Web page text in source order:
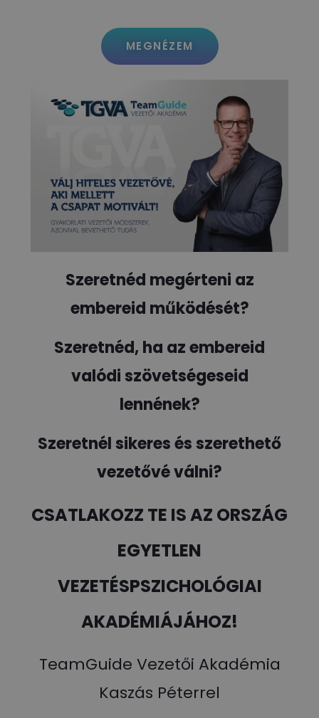
MEGNÉZEM
Szeretnéd megérteni az
embereid működését?
Szeretnéd, ha az embereid
valódi szövetségeseid
lennének?
Szeretnél sikeres és szerethető
vezetővé válni?
CSATLAKOZZ TE IS AZ ORSZÁG
EGYETLEN
VEZETÉSPSZICHOLÓGIAI
AKADÉMIÁJÁHOZ!
TeamGuide Vezetői Akadémia
Kaszás Péterrel